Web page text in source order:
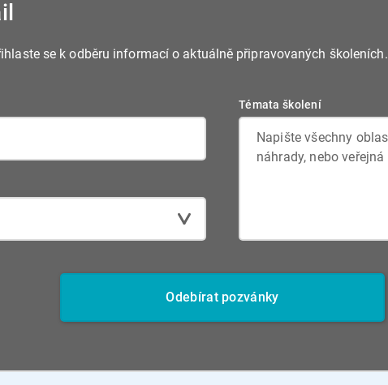
se k odběru informací o aktuálně připravovaných školeních.
Témata školení
Odebírat pozvánky